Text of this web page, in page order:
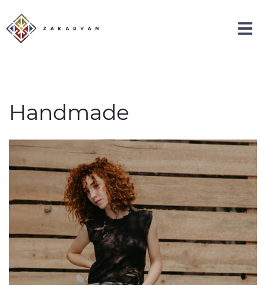
Handmade